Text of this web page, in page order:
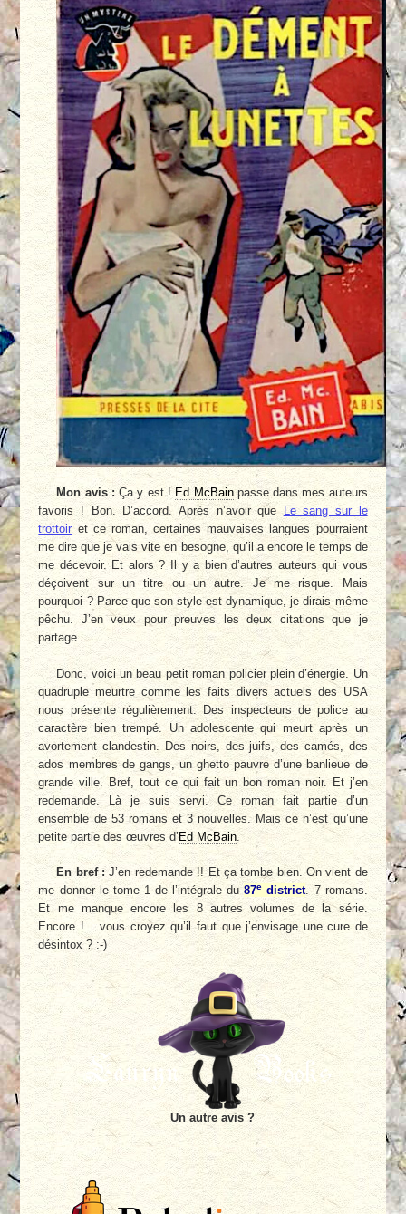
Mon avis :Ça y est !Ed McBainpasse dans mes auteurs
favoris ! Bon. D’accord. Après n’avoir que
Le sang sur le
trottoiret ce roman, certaines mauvaises langues pourraient
me dire que je vais vite en besogne, qu’il a encore le temps de
me décevoir. Et alors ? Il y a bien d’autres auteurs qui vous
déçoivent sur un titre ou un autre. Je me risque. Mais
pourquoi ? Parce que son style est dynamique, je dirais même
pêchu. J’en veux pour preuves les deux citations que je
partage.
Donc, voici un beau petit roman policier plein d’énergie. Un
quadruple meurtre comme les faits divers actuels des USA
nous présente régulièrement. Des inspecteurs de police au
caractère bien trempé. Un adolescente qui meurt après un
avortement clandestin. Des noirs, des juifs, des camés, des
ados membres de gangs, un ghetto pauvre d’une banlieue de
grande ville. Bref, tout ce qui fait un bon roman noir. Et j’en
redemande. Là je suis servi. Ce roman fait partie d’un
ensemble de 53 romans et 3 nouvelles. Mais ce n’est qu’une
petite partie des œuvres d’Ed McBain.
En bref :J’en redemande !! Et ça tombe bien. On vient de
me donner le tome 1 de l’intégrale du87e district. 7 romans.
Et me manque encore les 8 autres volumes de la série.
Encore !... vous croyez qu’il faut que j’envisage une cure de
désintox ? :-)
Un autre avis ?